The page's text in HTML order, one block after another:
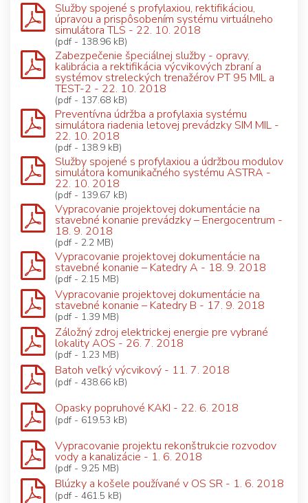
Služby spojené s profylaxiou, rektifikáciou,
úpravou a prispôsobením systému virtuálneho
simulátora TLS - 22. 10. 2018
(pdf - 138.96 kB)
Zabezpečenie špeciálnej služby - opravy,
kalibrácia a rektifikácia výcvikových zbraní a
systémov streleckých trenažérov PT 95 MIL a
TEST-2 - 22. 10. 2018
(pdf - 137.68 kB)
Preventívna údržba a profylaxia systému
simulátora riadenia letovej prevádzky SIM MIL -
22. 10. 2018
(pdf - 138.9 kB)
Služby spojené s profylaxiou a údržbou modulov
simulátora komunikačného systému ASTRA -
22. 10. 2018
(pdf - 139.67 kB)
Vypracovanie projektovej dokumentácie na
stavebné konanie prevádzky – Energocentrum -
18. 9. 2018
(pdf - 2.2 MB)
Vypracovanie projektovej dokumentácie na
stavebné konanie – Katedry A - 18. 9. 2018
(pdf - 2.15 MB)
Vypracovanie projektovej dokumentácie na
stavebné konanie – Katedry B - 17. 9. 2018
(pdf - 1.39 MB)
Záložný zdroj elektrickej energie pre vybrané
lokality AOS - 26. 7. 2018
(pdf - 1.23 MB)
Batoh veľký výcvikový - 11. 7. 2018
(pdf - 438.66 kB)
Opasky popruhové KAKI - 22. 6. 2018
(pdf - 619.53 kB)
Vypracovanie projektu rekonštrukcie rozvodov
vody a kanalizácie - 1. 6. 2018
(pdf - 9.25 MB)
Blúzky a košele používané v OS SR - 1. 6. 2018
(pdf - 461.5 kB)